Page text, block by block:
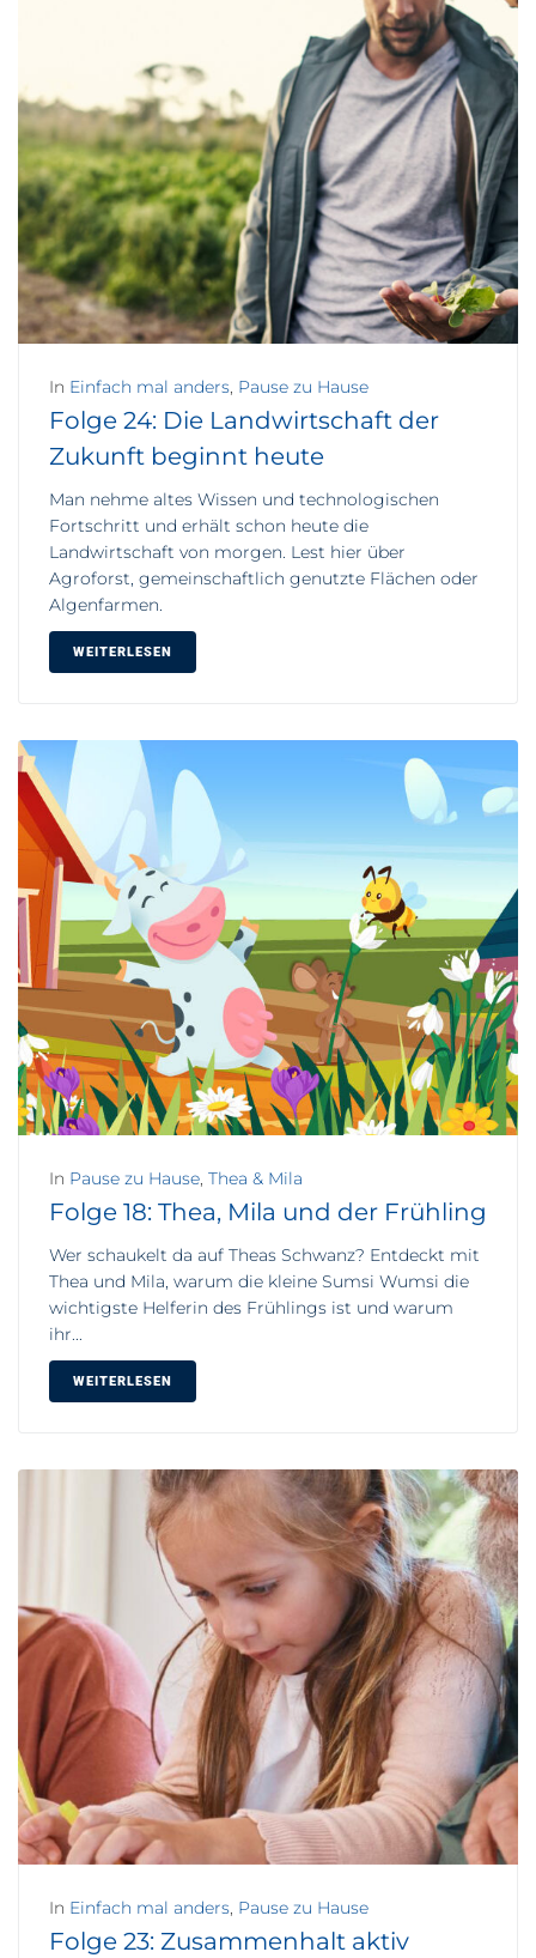
In Einfach mal anders, Pause zu Hause
Folge 24: Die Landwirtschaft der
Zukunft beginnt heute
Man nehme altes Wissen und technologischen
Fortschritt und erhält schon heute die
Landwirtschaft von morgen. Lest hier über
Agroforst, gemeinschaftlich genutzte Flächen oder
Algenfarmen.
WEITERLESEN
In Pause zu Hause, Thea & Mila
Folge 18: Thea, Mila und der Frühling
Wer schaukelt da auf Theas Schwanz? Entdeckt mit
Thea und Mila, warum die kleine Sumsi Wumsi die
wichtigste Helferin des Frühlings ist und warum
ihr...
WEITERLESEN
In Einfach mal anders, Pause zu Hause
Folge 23: Zusammenhalt aktiv